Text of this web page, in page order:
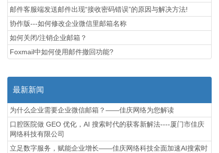
邮件客服端发送邮件出现“接收密码错误”的原因与解决方法!
协作版---如何修改企业微信里邮箱名称
如何关闭/注销企业邮箱？
Foxmail中如何使用邮件撤回功能?
最新新闻
为什么企业需要企业微信邮箱？——佳庆网络为您解读
口腔医院做 GEO 优化，AI 搜索时代的获客新解法----厦门市佳庆
网络科技有限公司
立足数字服务，赋能企业增长——佳庆网络科技全面加速AI搜索时